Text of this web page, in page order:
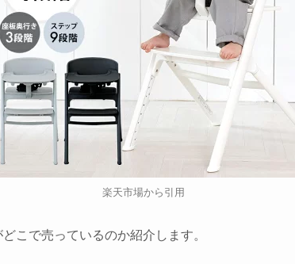
楽天市場から引用
こで売っているのか紹介します。